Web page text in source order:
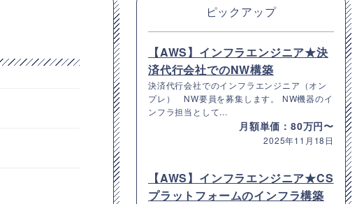
ピックアップ
【AWS】インフラエンジニア★決
済代行会社でのNW構築
決済代行会社でのインフラエンジニア（オン
プレ） NW要員を募集します。 NW機器のイ
ンフラ担当として...
月額単価：80万円〜
2025年11月18日
【AWS】インフラエンジニア★CS
プラットフォームのインフラ構築